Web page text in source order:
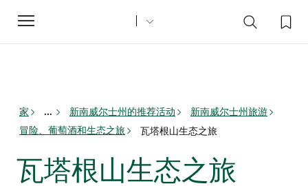
Toggle
navigation
家 ... 新南威尔士州的推荐活动
新南威尔士州旅游
冒险、葡萄酒和生态之旅
瓦塔根山生态之旅
瓦塔根山生态之旅